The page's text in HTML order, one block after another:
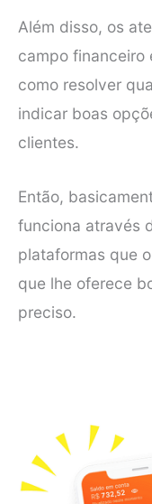
Além disso, os
campo financeiro
como resolver
indicar boas
clientes.
Então,
funciona através
plataformas que
que lhe oferece
preciso.